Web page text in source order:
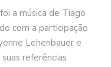
a música de Tiago
com a participação
Lehenbauer e
referências